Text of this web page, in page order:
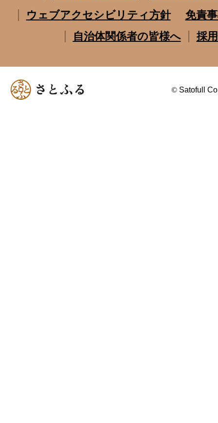
ウェブアクセシビリティ方針
免責
自治体関係者の皆様へ
採
© Satofull